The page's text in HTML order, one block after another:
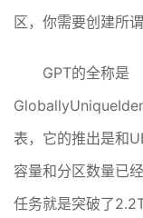
区，你需要创建所
GPT的全称是
表，它的推出是和
容量和分区数量已
任务就是突破了